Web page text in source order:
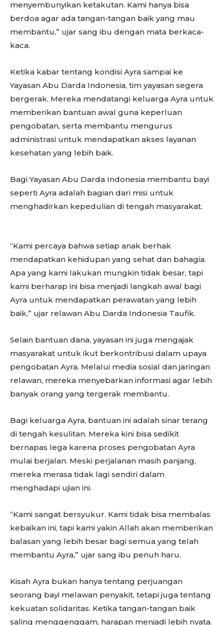
menyembunyikan ketakutan. Kami hanya bisa
berdoa agar ada tangan-tangan baik yang mau
membantu,” ujar sang ibu dengan mata berkaca-
kaca.
Ketika kabar tentang kondisi Ayra sampai ke
Yayasan Abu Darda Indonesia, tim yayasan segera
bergerak. Mereka mendatangi keluarga Ayra untuk
memberikan bantuan awal guna keperluan
pengobatan, serta membantu mengurus
administrasi untuk mendapatkan akses layanan
kesehatan yang lebih baik.
Bagi Yayasan Abu Darda Indonesia membantu bayi
seperti Ayra adalah bagian dari misi untuk
menghadirkan kepedulian di tengah masyarakat.
“Kami percaya bahwa setiap anak berhak
mendapatkan kehidupan yang sehat dan bahagia.
Apa yang kami lakukan mungkin tidak besar, tapi
kami berharap ini bisa menjadi langkah awal bagi
Ayra untuk mendapatkan perawatan yang lebih
baik,” ujar relawan Abu Darda Indonesia Taufik.
Selain bantuan dana, yayasan ini juga mengajak
masyarakat untuk ikut berkontribusi dalam upaya
pengobatan Ayra. Melalui media sosial dan jaringan
relawan, mereka menyebarkan informasi agar lebih
banyak orang yang tergerak membantu.
Bagi keluarga Ayra, bantuan ini adalah sinar terang
di tengah kesulitan. Mereka kini bisa sedikit
bernapas lega karena proses pengobatan Ayra
mulai berjalan. Meski perjalanan masih panjang,
mereka merasa tidak lagi sendiri dalam
menghadapi ujian ini.
“Kami sangat bersyukur. Kami tidak bisa membalas
kebaikan ini, tapi kami yakin Allah akan memberikan
balasan yang lebih besar bagi semua yang telah
membantu Ayra,” ujar sang ibu penuh haru.
Kisah Ayra bukan hanya tentang perjuangan
seorang bayi melawan penyakit, tetapi juga tentang
kekuatan solidaritas. Ketika tangan-tangan baik
saling menggenggam, harapan menjadi lebih nyata.